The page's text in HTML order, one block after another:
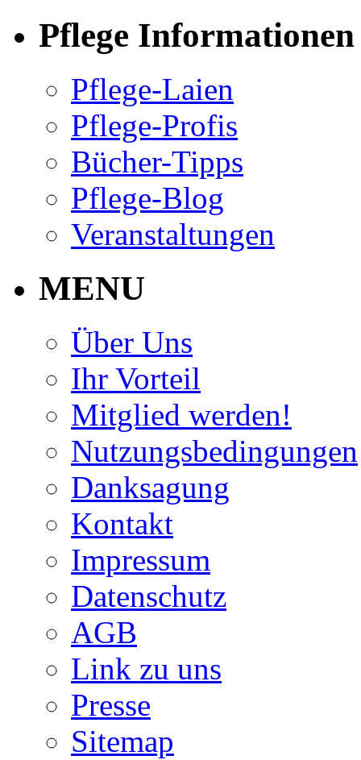
Pflege Informationen
Pflege-Laien
Pflege-Profis
Bücher-Tipps
Pflege-Blog
Veranstaltungen
MENU
Über Uns
Ihr Vorteil
Mitglied werden!
Nutzungsbedingungen
Danksagung
Kontakt
Impressum
Datenschutz
AGB
Link zu uns
Presse
Sitemap